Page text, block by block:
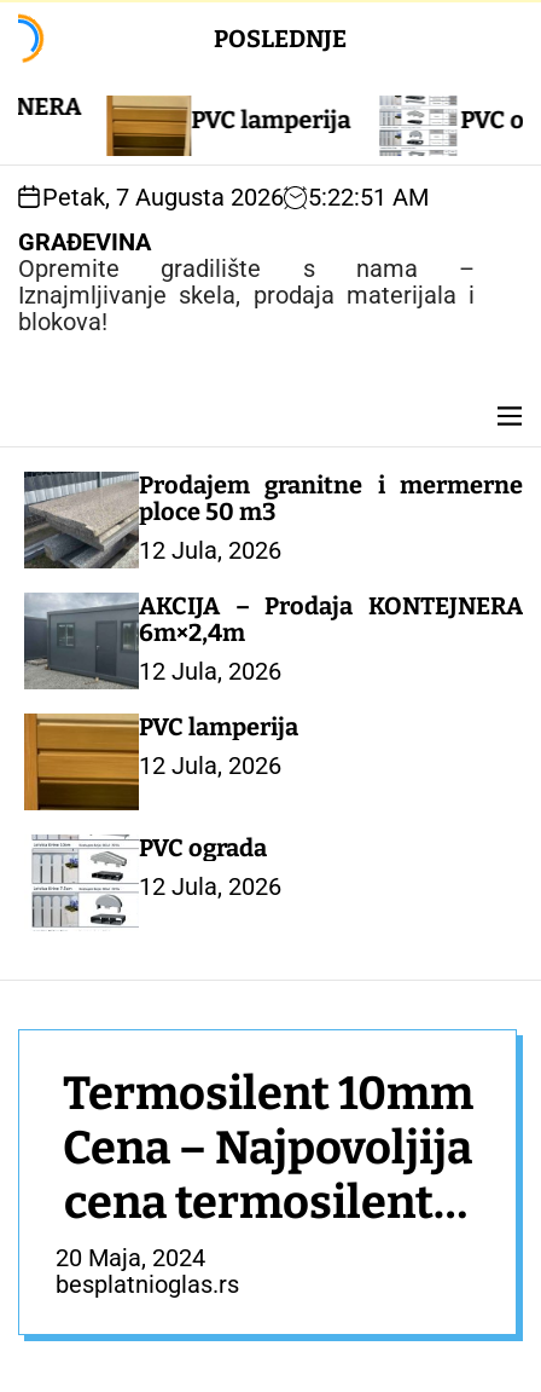
c
POSLEDNJE
PVC lamperija PVC ograda
Petak, 7 Augusta 2026 5:22:52 AM
GRAĐEVINA
Opremite gradilište s nama –
Iznajmljivanje skela, prodaja materijala i
blokova!
M
e
n
Prodajem granitne i mermerne
ploce 50 m3
12 Jula, 2026
AKCIJA – Prodaja KONTEJNERA
6m×2,4m
12 Jula, 2026
PVC lamperija
12 Jula, 2026
PVC ograda
12 Jula, 2026
Termosilent 10mm
Cena – Najpovoljija
cena termosilenta.
– GRAĐEVINA
20 Maja, 2024
besplatnioglas.rs